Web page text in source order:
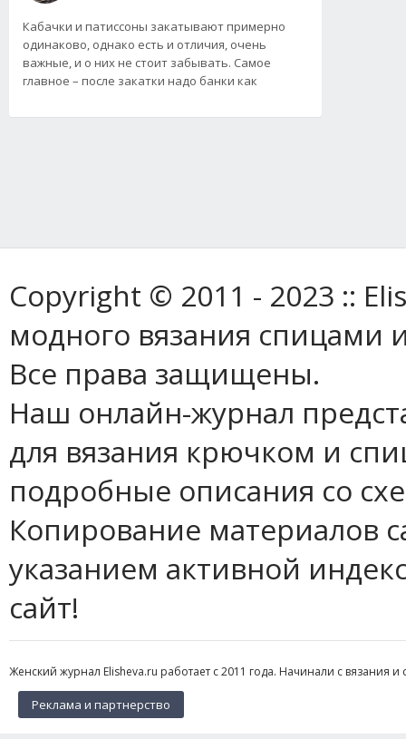
Кабачки и патиссоны закатывают примерно
одинаково, однако есть и отличия, очень
важные, и о них не стоит забывать. Самое
главное – после закатки надо банки как
Copyright © 2011 - 2023 ::
модного вязания спицами
Все права защищены.
Наш онлайн-журнал
для вязания крючком и
подробные описания со
Копирование материалов
указанием активной
сайт!
Женский журнал Elisheva.ru работает с 2011 года. Начинали с вязания
Реклама и партнерство